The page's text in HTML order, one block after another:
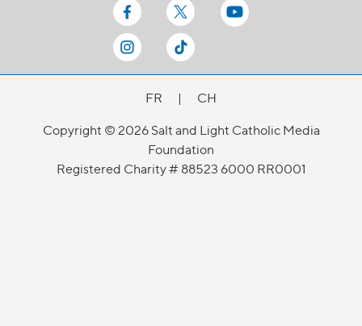
FR |
CH
Copyright © 2026 Salt and Light Catholic Media
Foundation
Registered Charity # 88523 6000 RR0001